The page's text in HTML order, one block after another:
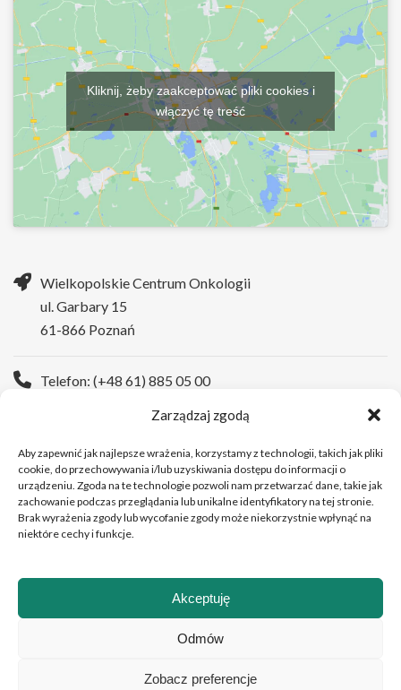
Zarządzaj zgodą
Aby zapewnić jak najlepsze wrażenia, korzystamy z technologii, takich jak pliki
cookie, do przechowywania i/lub uzyskiwania dostępu do informacji o
urządzeniu. Zgoda na te technologie pozwoli nam przetwarzać dane, takie jak
zachowanie podczas przeglądania lub unikalne identyfikatory na tej stronie.
Brak wyrażenia zgody lub wycofanie zgody może niekorzystnie wpłynąć na
niektóre cechy i funkcje.
Akceptuję
Odmów
Zobacz preferencje
Kliknij, żeby zaakceptować pliki cookies i
włączyć tę treść
Wielkopolskie Centrum Onkologii
ul. Garbary 15
61-866 Poznań
Telefon: (+48 61) 885 05 00
Copyright © 2026 Wielkopolskie Centrum Onkologii